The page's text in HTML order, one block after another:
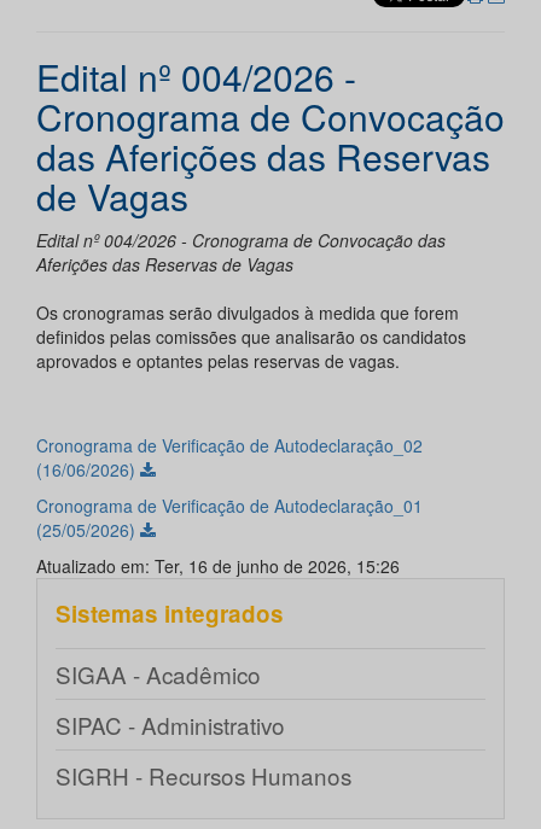
Edital nº 004/2026 -
Cronograma de Convocação
das Aferições das Reservas
de Vagas
Edital nº 004/2026 - Cronograma de Convocação das
Aferições das Reservas de Vagas
Os cronogramas serão divulgados à medida que forem
definidos pelas comissões que analisarão os candidatos
aprovados e optantes pelas reservas de vagas.
Cronograma de Verificação de Autodeclaração_02
(16/06/2026)
Cronograma de Verificação de Autodeclaração_01
(25/05/2026)
Atualizado em: Ter, 16 de junho de 2026, 15:26
Sistemas integrados
SIGAA - Acadêmico
SIPAC - Administrativo
SIGRH - Recursos Humanos